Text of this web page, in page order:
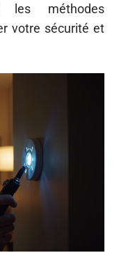
les méthodes
votre sécurité et